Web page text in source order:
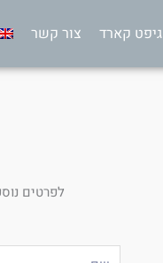
גיפט קארד צור קשר
לפרטים